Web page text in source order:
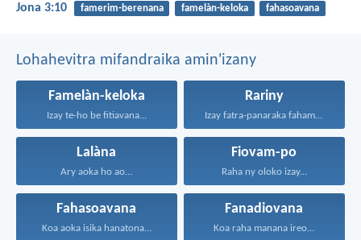
Jona 3:10 famerim-berenana famelàn-keloka fahasoavana
Lohahevitra mifandraika amin'izany
Famelàn-keloka
Izay te-ho be fitiavana...
Rariny
Izay fatra-panaraka fahamarinana sy...
Lalàna
Ary aoka ho ao...
Fiovam-po
Raha ny oloko izay...
Fahasoavana
Koa aoka isika hanatona...
Fanadiovana
Koa raha manana ireo...